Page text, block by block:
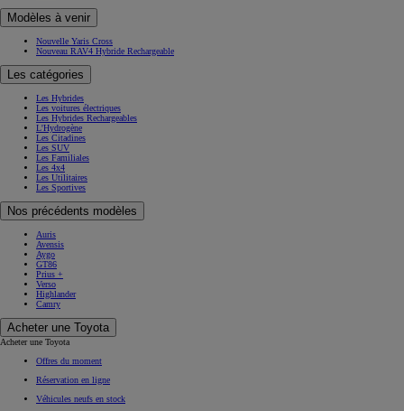
Modèles à venir
Nouvelle Yaris Cross
Nouveau RAV4 Hybride Rechargeable
Les catégories
Les Hybrides
Les voitures électriques
Les Hybrides Rechargeables
L'Hydrogène
Les Citadines
Les SUV
Les Familiales
Les 4x4
Les Utilitaires
Les Sportives
Nos précédents modèles
Auris
Avensis
Aygo
GT86
Prius +
Verso
Highlander
Camry
Acheter une Toyota
Acheter une Toyota
Offres du moment
Réservation en ligne
Véhicules neufs en stock